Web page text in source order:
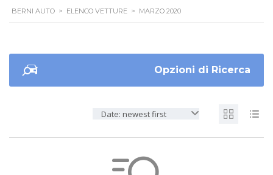
BERNI AUTO > ELENCO VETTURE > MARZO 2020
Opzioni di Ricerca
Date: newest first